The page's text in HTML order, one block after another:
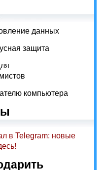
данных
защита
компьютера
в Telegram: новые